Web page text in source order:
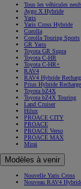
Tous les véhicules
Aygo X Hybride
Yaris
Yaris Cross Hybride
Corolla
Corolla Touring Sports
GR Yaris
Toyota GR Supra
Toyota C-HR
Toyota C-HR+
RAV4
RAV4 Hybride
Prius Hybride
Toyota bZ4X
Toyota bZ4X Touring
Land Cruiser
Hilux
PROACE CITY
PROACE
PROACE Verso
PROACE MAX
Mirai
Modèles à venir
Nouvelle Yaris Cross
Nouveau RAV4